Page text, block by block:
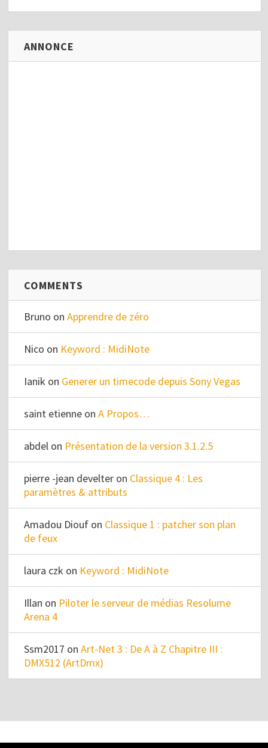
ANNONCE
COMMENTS
Bruno onApprendre de zéro
Nico on Keyword : MidiNote
Ianik on Generer un timecode depuis Sony Vegas
saint etienne onA Propos…
abdel on Présentation de la version 3.1.2.5
pierre -jean develter on Classique 4 : Les
paramètres & attributs
Amadou Diouf on Classique 1 : patcher son plan
de feux
laura czk on Keyword : MidiNote
Illan on Piloter le serveur de médias Resolume
Arena 4
Ssm2017 onArt-Net 3 : De A à Z Chapitre III :
DMX512 (ArtDmx)